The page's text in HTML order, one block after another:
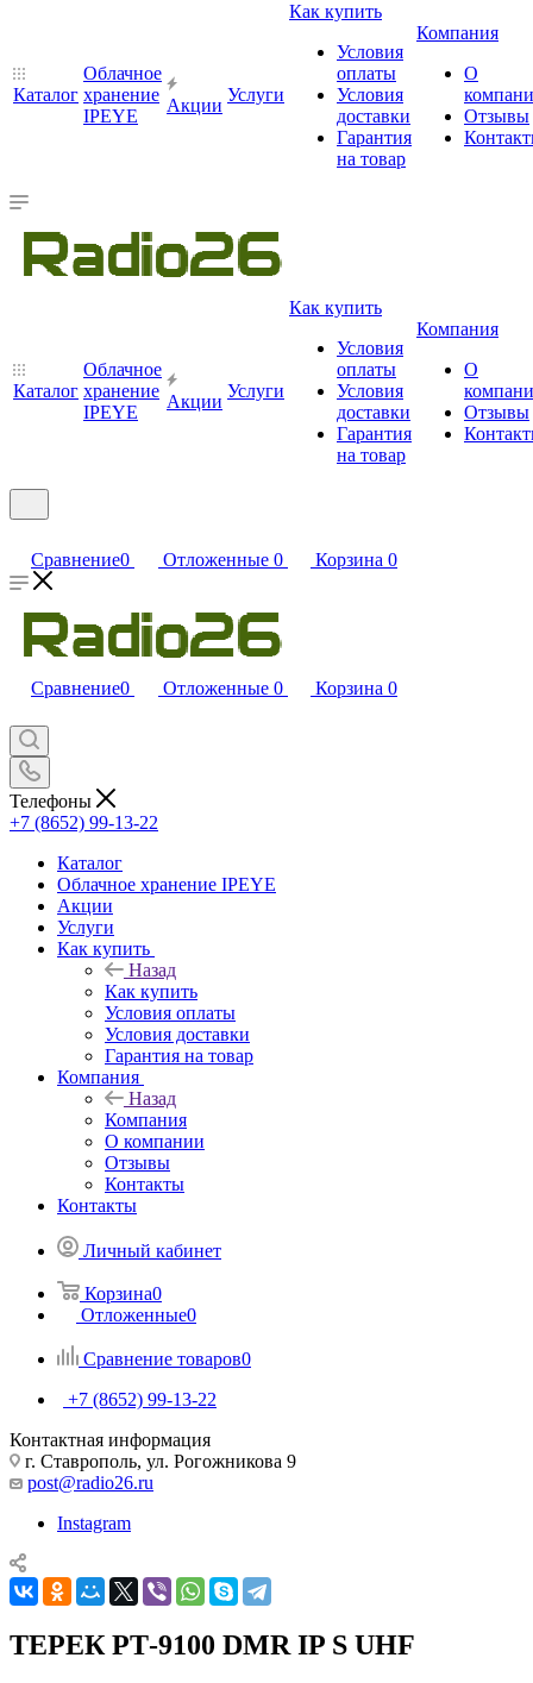
Каталог
Облачное
хранение
IPEYE
Акции
Услуги
Как купить
Условия
оплаты
Условия
доставки
Гарантия
на товар
Компания
О
Отзывы
Каталог
Облачное
хранение
IPEYE
Акции
Услуги
Как купить
Условия
оплаты
Условия
доставки
Гарантия
на товар
Компания
О
Отзывы
Сравнение0 Отложенные 0 Корзина 0
Сравнение0 Отложенные 0 Корзина 0
Телефоны
+7 (8652) 99-13-22
Каталог
Облачное хранение IPEYE
Акции
Услуги
Как купить
Назад
Как купить
Условия оплаты
Условия доставки
Гарантия на товар
Компания
Назад
Компания
О компании
Отзывы
Контакты
Контакты
Личный кабинет
Корзина0
Отложенные0
Сравнение товаров0
+7 (8652) 99-13-22
Контактная информация
г. Ставрополь, ул. Рогожникова 9
post@radio26.ru
Instagram
ТЕРЕК РТ-9100 DMR IP S UHF